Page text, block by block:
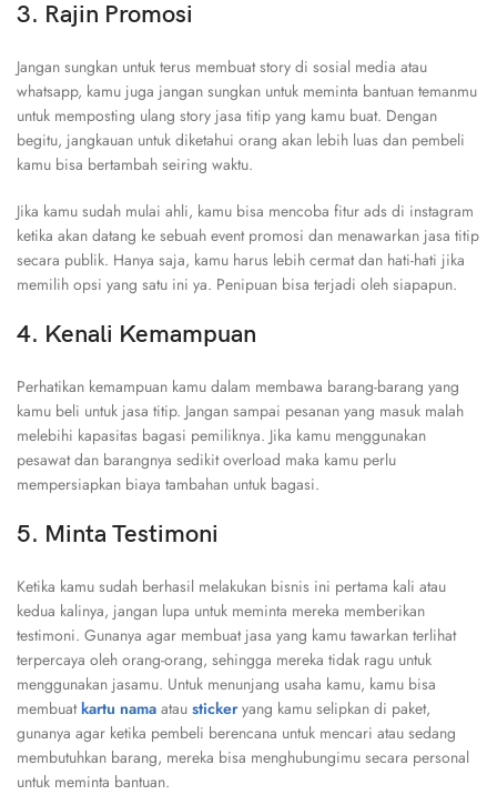
3. Rajin Promosi
Jangan sungkan untuk terus membuat story di sosial media atau
whatsapp, kamu juga jangan sungkan untuk meminta bantuan temanmu
untuk memposting ulang story jasa titip yang kamu buat. Dengan
begitu, jangkauan untuk diketahui orang akan lebih luas dan pembeli
kamu bisa bertambah seiring waktu.
Jika kamu sudah mulai ahli, kamu bisa mencoba fitur ads di instagram
ketika akan datang ke sebuah event promosi dan menawarkan jasa titip
secara publik. Hanya saja, kamu harus lebih cermat dan hati-hati jika
memilih opsi yang satu ini ya. Penipuan bisa terjadi oleh siapapun.
4. Kenali Kemampuan
Perhatikan kemampuan kamu dalam membawa barang-barang yang
kamu beli untuk jasa titip. Jangan sampai pesanan yang masuk malah
melebihi kapasitas bagasi pemiliknya. Jika kamu menggunakan
pesawat dan barangnya sedikit overload maka kamu perlu
mempersiapkan biaya tambahan untuk bagasi.
5. Minta Testimoni
Ketika kamu sudah berhasil melakukan bisnis ini pertama kali atau
kedua kalinya, jangan lupa untuk meminta mereka memberikan
testimoni. Gunanya agar membuat jasa yang kamu tawarkan terlihat
terpercaya oleh orang-orang, sehingga mereka tidak ragu untuk
menggunakan jasamu. Untuk menunjang usaha kamu, kamu bisa
membuatkartu nama atau sticker yang kamu selipkan di paket,
gunanya agar ketika pembeli berencana untuk mencari atau sedang
membutuhkan barang, mereka bisa menghubungimu secara personal
untuk meminta bantuan.